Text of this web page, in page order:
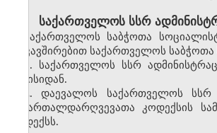
საქართველოს სსრ
საქართველოს საბჭოთა
დაკავშირებით საქართველოს
1. საქართველოს სსრ
ივნისიდან.
2. დაევალოს საქართველოს სსრ
სამართალდარღვევათა კოდექსის
კოდექსს.